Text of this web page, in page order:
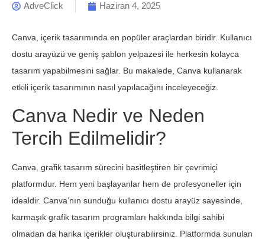
AdveClick Haziran 4, 2025
Canva, içerik tasarımında en popüler araçlardan biridir. Kullanıcı
dostu arayüzü ve geniş şablon yelpazesi ile herkesin kolayca
tasarım yapabilmesini sağlar. Bu makalede, Canva kullanarak
etkili içerik tasarımının nasıl yapılacağını inceleyeceğiz.
Canva Nedir ve Neden
Tercih Edilmelidir?
Canva, grafik tasarım sürecini basitleştiren bir çevrimiçi
platformdur. Hem yeni başlayanlar hem de profesyoneller için
idealdir. Canva’nın sunduğu kullanıcı dostu arayüz sayesinde,
karmaşık grafik tasarım programları hakkında bilgi sahibi
olmadan da harika içerikler oluşturabilirsiniz. Platformda sunulan